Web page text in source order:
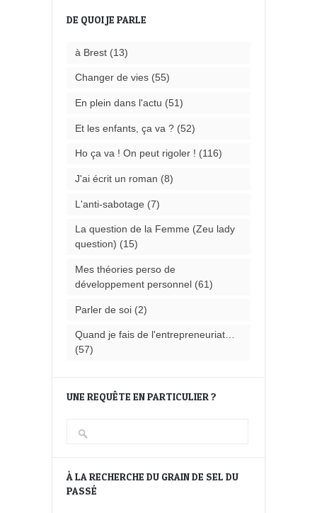
DE QUOI JE PARLE
à Brest(13)
Changer de vies(55)
En plein dans l'actu (51)
Et les enfants, ça va ?(52)
Ho ça va ! On peut rigoler ! (116)
J'ai écrit un roman (8)
L'anti-sabotage (7)
La question de la Femme (Zeu lady
question) (15)
Mes théories perso de
développement personnel(61)
Parler de soi(2)
Quand je fais de l'entrepreneuriat…
(57)
UNE REQUÊTE EN PARTICULIER ?
À LA RECHERCHE DU GRAIN DE SEL DU
PASSÉ